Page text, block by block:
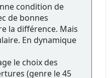
condition de
de bonnes
la différence. Mais
En dynamique
le choix des
(genre le 45